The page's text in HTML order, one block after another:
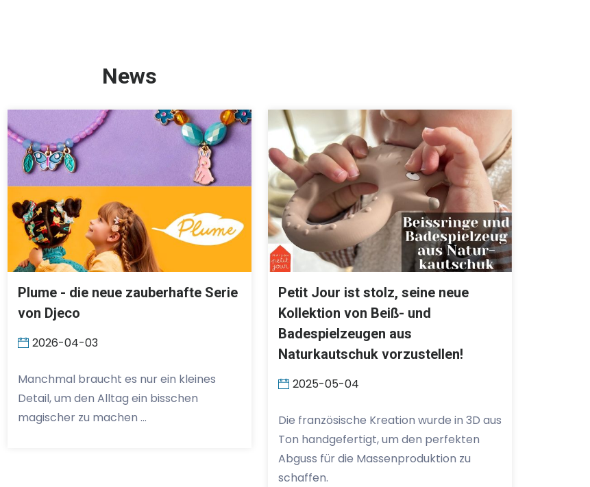
News
Plume - die neue zauberhafte Serie
von Djeco
2026-04-03
Manchmal braucht es nur ein kleines
Detail, um den Alltag ein bisschen
magischer zu machen …
Petit Jour ist stolz, seine neue
Kollektion von Beiß- und
Badespielzeugen aus
Naturkautschuk vorzustellen!
2025-05-04
Die französische Kreation wurde in 3D aus
Ton handgefertigt, um den perfekten
Abguss für die Massenproduktion zu
schaffen.